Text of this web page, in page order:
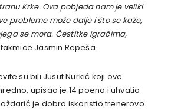
Krke. Ova pobjeda nam je veliki
probleme može dalje i što se kaže,
se mora. Čestitke igračima,
Jasmin Repeša.
su bili Jusuf Nurkić koji ove
upisao je 14 poena i uhvatio
je dobro iskoristio trenerovo